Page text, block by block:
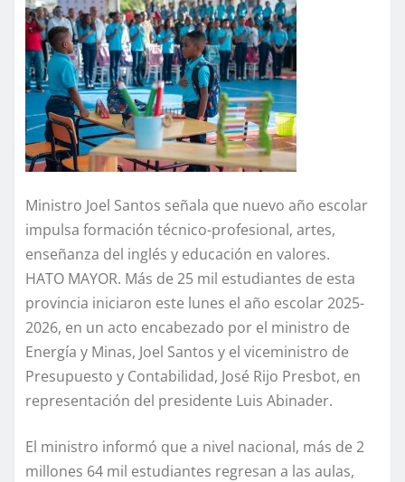
Ministro Joel Santos señala que nuevo año escolar
impulsa formación técnico-profesional, artes,
enseñanza del inglés y educación en valores.
HATO MAYOR. Más de 25 mil estudiantes de esta
provincia iniciaron este lunes el año escolar 2025-
2026, en un acto encabezado por el ministro de
Energía y Minas, Joel Santos y el viceministro de
Presupuesto y Contabilidad, José Rijo Presbot, en
representación del presidente Luis Abinader.
El ministro informó que a nivel nacional, más de 2
millones 64 mil estudiantes regresan a las aulas,